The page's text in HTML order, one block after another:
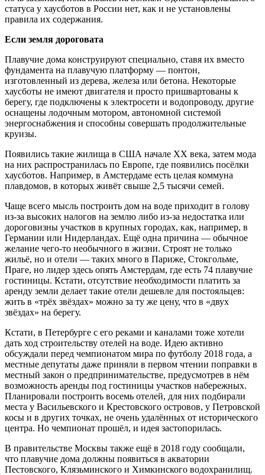
статуса у хаусботов в России нет, как и не установлены
правила их содержания.
Если земля дороговата
Плавучие дома конструируют специально, ставя их вместо
фундамента на плавучую платформу — понтон,
изготовленный из дерева, железа или бетона. Некоторые
хаусботы не имеют двигателя и просто пришвартованы к
берегу, где подключены к электросети и водопроводу, другие
оснащены лодочным мотором, автономной системой
энергоснабжения и способны совершать продолжительные
круизы.
Появились такие жилища в США начале XX века, затем мода
на них распространилась по Европе, где появились посёлки
хаусботов. Например, в Амстердаме есть целая коммуна
плавдомов, в которых живёт свыше 2,5 тысячи семей.
Чаще всего мысль построить дом на воде приходит в голову
из-за высоких налогов на землю либо из-за недостатка или
дороговизны участков в крупных городах, как, например, в
Германии или Нидерландах. Ещё одна причина — обычное
желание чего-то необычного в жизни. Строят не только
жильё, но и отели — таких много в Париже, Стокгольме,
Праге, но лидер здесь опять Амстердам, где есть 74 плавучие
гостиницы. Кстати, отсутствие необходимости платить за
аренду земли делает такие отели дешевле для постояльцев:
жить в «трёх звёздах» можно за ту же цену, что в «двух
звёздах» на берегу.
Кстати, в Петербурге с его реками и каналами тоже хотели
дать ход строительству отелей на воде. Идею активно
обсуждали перед чемпионатом мира по футболу 2018 года, а
местные депутаты даже приняли в первом чтении поправки в
местный закон о предпринимательстве, предусмотрев в нём
возможность аренды под гостиницы участков набережных.
Планировали построить восемь отелей, для них подбирали
места у Васильевского и Крестовского островов, у Петровской
косы и в других точках, не очень удалённых от исторического
центра. Но чемпионат прошёл, и идея застопорилась.
В правительстве Москвы также ещё в 2018 году сообщали,
что плавучие дома должны появиться в акватории
Пестовского, Клязьминского и Химкинского водохранилищ.